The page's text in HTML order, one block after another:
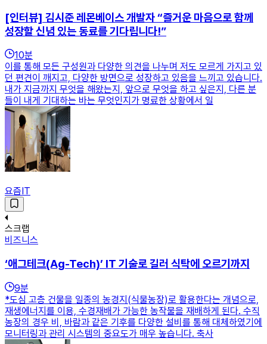
[인터뷰] 김시준 레몬베이스 개발자 “즐거운 마음으로 함께
성장할 신념 있는 동료를 기다립니다!”
10분
이를 통해 모든 구성원과 다양한 의견을 나누며 저도 모르게 가지고 있
던 편견이 깨지고, 다양한 방면으로 성장하고 있음을 느끼고 있습니다.
내가 지금까지 무엇을 해왔는지, 앞으로 무엇을 하고 싶은지, 다른 분
들이 내게 기대하는 바는 무엇인지가 명료한 상황에서 일
요즘IT
스크랩
비즈니스
‘애그테크(Ag-Tech)’ IT 기술로 길러 식탁에 오르기까지
9분
*도심 고층 건물을 일종의 농경지(식물농장)로 활용한다는 개념으로,
재생에너지를 이용, 수경재배가 가능한 농작물을 재배하게 된다. 수직
농장의 경우 비, 바람과 같은 기후를 다양한 설비를 통해 대체하였기에
모니터링과 관리 시스템의 중요도가 매우 높습니다. 축사